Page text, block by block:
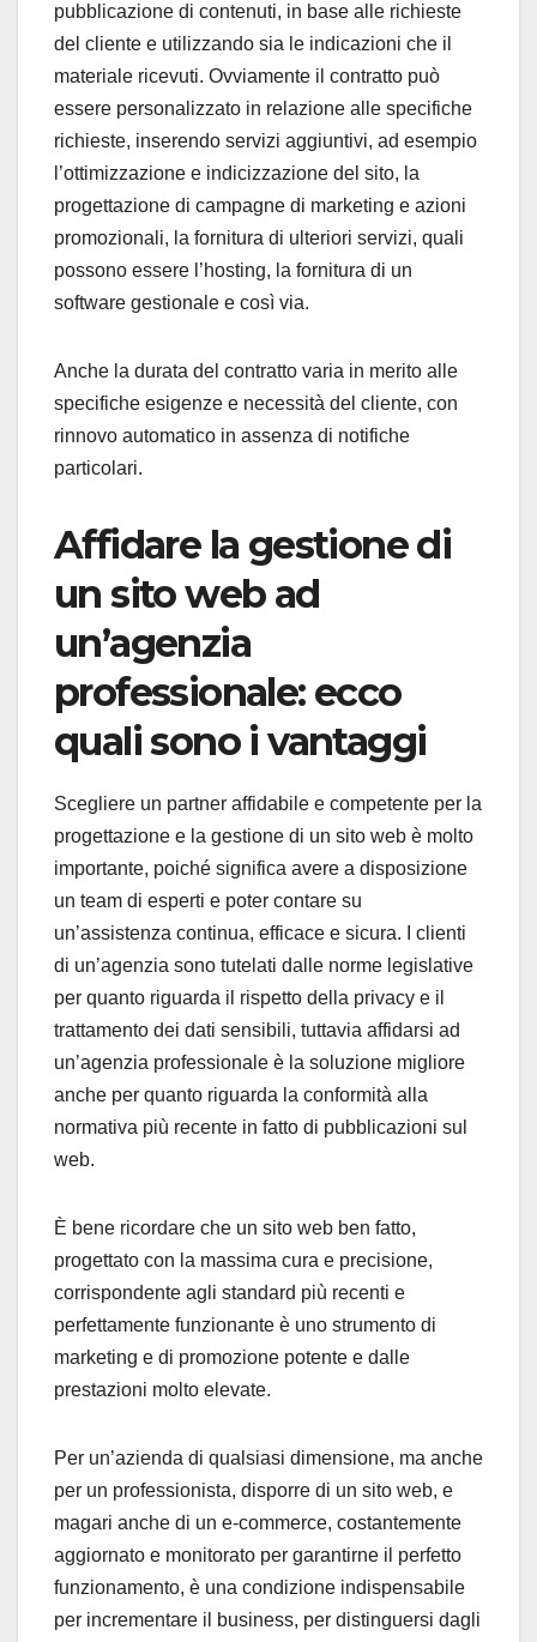
pubblicazione di contenuti, in base alle richieste
del cliente e utilizzando sia le indicazioni che il
materiale ricevuti. Ovviamente il contratto può
essere personalizzato in relazione alle specifiche
richieste, inserendo servizi aggiuntivi, ad esempio
l’ottimizzazione e indicizzazione del sito, la
progettazione di campagne di marketing e azioni
promozionali, la fornitura di ulteriori servizi, quali
possono essere l’hosting, la fornitura di un
software gestionale e così via.
Anche la durata del contratto varia in merito alle
specifiche esigenze e necessità del cliente, con
rinnovo automatico in assenza di notifiche
particolari.
Affidare la gestione di
un sito web ad
un’agenzia
professionale: ecco
quali sono i vantaggi
Scegliere un partner affidabile e competente per la
progettazione e la gestione di un sito web è molto
importante, poiché significa avere a disposizione
un team di esperti e poter contare su
un’assistenza continua, efficace e sicura. I clienti
di un’agenzia sono tutelati dalle norme legislative
per quanto riguarda il rispetto della privacy e il
trattamento dei dati sensibili, tuttavia affidarsi ad
un’agenzia professionale è la soluzione migliore
anche per quanto riguarda la conformità alla
normativa più recente in fatto di pubblicazioni sul
web.
È bene ricordare che un sito web ben fatto,
progettato con la massima cura e precisione,
corrispondente agli standard più recenti e
perfettamente funzionante è uno strumento di
marketing e di promozione potente e dalle
prestazioni molto elevate.
Per un’azienda di qualsiasi dimensione, ma anche
per un professionista, disporre di un sito web, e
magari anche di un e-commerce, costantemente
aggiornato e monitorato per garantirne il perfetto
funzionamento, è una condizione indispensabile
per incrementare il business, per distinguersi dagli